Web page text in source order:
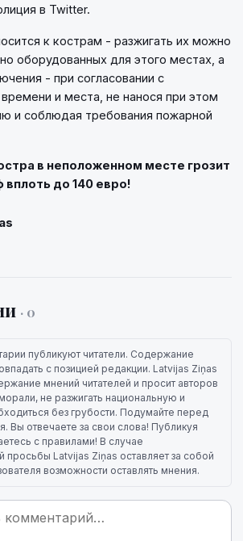
в Twitter.
к кострам - разжигать их можно
оборудованных для этого местах, а
- при согласовании с
и места, не нанося при этом
и соблюдая требования пожарной
в неположенном месте грозит
до 140 евро!
· 0
публикуют читатели. Содержание
с позицией редакции. Latvijas Ziņas
мнений читателей и просит авторов
не разжигать национальную и
без грубости. Подумайте перед
Вы отвечаете за свои слова! Публикуя
с правилами! В случае
просьбы Latvijas Ziņas оставляет за собой
возможности оставлять мнения.